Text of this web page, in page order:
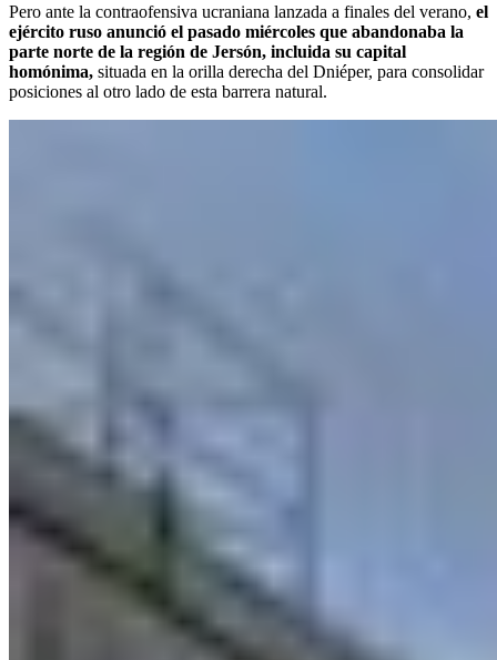
Pero ante la contraofensiva ucraniana lanzada a finales del verano, el
ejército ruso anunció el pasado miércoles que abandonaba la
parte norte de la región de Jersón, incluida su capital
homónima, situada en la orilla derecha del Dniéper, para consolidar
posiciones al otro lado de esta barrera natural.